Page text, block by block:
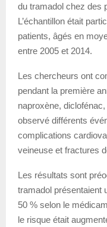
du tramadol chez des
L’échantillon était
patients, âgés en
entre 2005 et 2014.
Les chercheurs ont
pendant la première
naproxène,
observé différents
complications
veineuse et fractures
Les résultats sont
tramadol présentaient
50 % selon le
le risque était